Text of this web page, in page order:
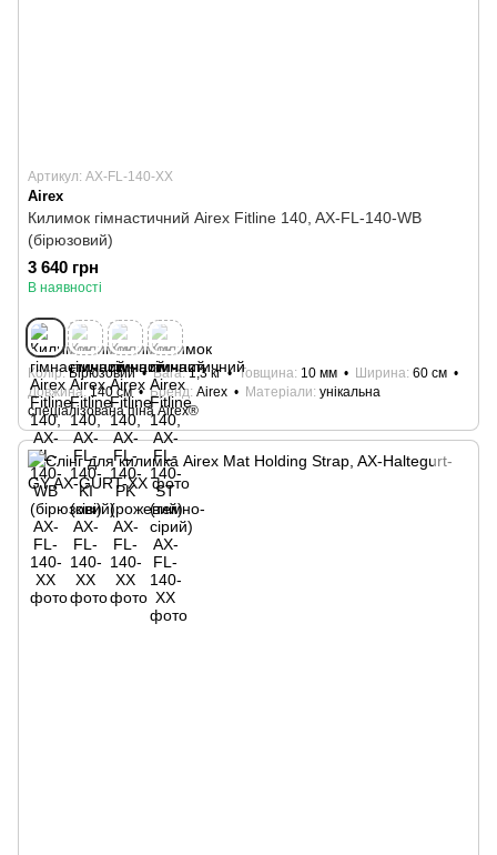
Артикул: AX-FL-140-XX
Airex
Килимок гімнастичний Airex Fitline 140, AX-FL-140-WB
(бірюзовий)
3 640 грн
В наявності
Колір Бірюзовий Вага 1,3 кг Товщина 10 мм Ширина 60 см
Довжина 140 см Бренд Airex Матеріали унікальна
спеціалізована піна Airex®